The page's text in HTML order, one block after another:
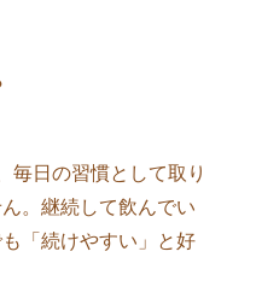
毎日の習慣として取り
。継続して飲んでい
「続けやすい」と好